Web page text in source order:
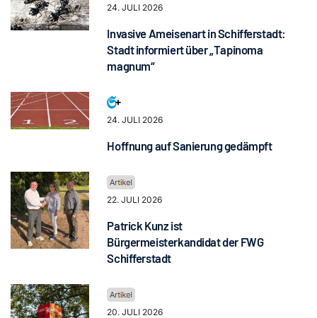
24. JULI 2026
Invasive Ameisenart in Schifferstadt:
Stadt informiert über „Tapinoma
magnum“
24. JULI 2026
Hoffnung auf Sanierung gedämpft
22. JULI 2026
Patrick Kunz ist
Bürgermeisterkandidat der FWG
Schifferstadt
20. JULI 2026